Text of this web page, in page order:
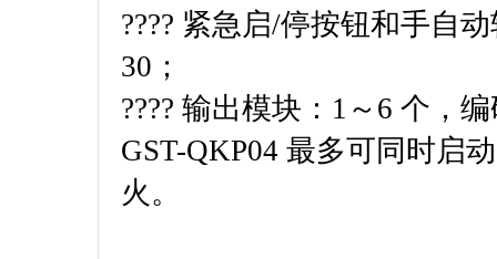
???? 紧急启/停按钮和手自
30；
???? 输出模块：1～6 个，
GST-QKP04 最多可同时启
火。